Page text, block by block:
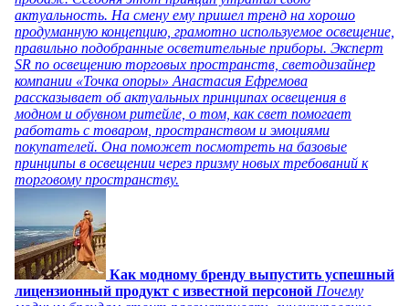
актуальность. На смену ему пришел тренд на хорошо
продуманную концепцию, грамотно используемое освещение,
правильно подобранные осветительные приборы. Эксперт
SR по освещению торговых пространств, светодизайнер
компании «Точка опоры» Анастасия Ефремова
рассказывает об актуальных принципах освещения в
модном и обувном ритейле, о том, как свет помогает
работать с товаром, пространством и эмоциями
покупателей. Она поможет посмотреть на базовые
принципы в освещении через призму новых требований к
торговому пространству.
Как модному бренду выпустить успешный
лицензионный продукт с известной персоной Почему